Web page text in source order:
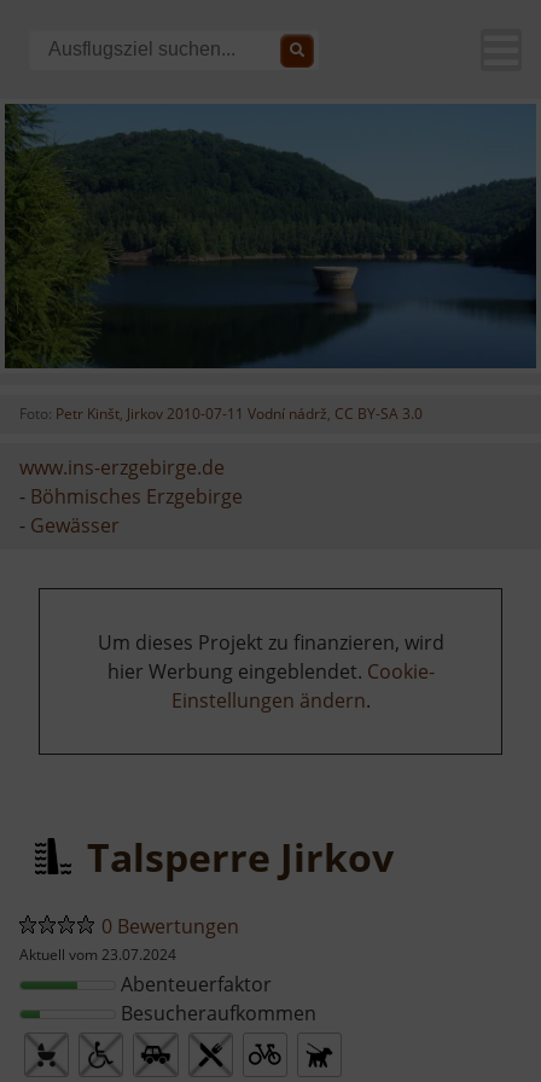
Foto: Petr Kinšt, Jirkov 2010-07-11 Vodní nádrž, CC BY-SA 3.0
www.ins-erzgebirge.de
- Böhmisches Erzgebirge
- Gewässer
Um dieses Projekt zu finanzieren, wird
hier Werbung eingeblendet. Cookie-
Einstellungen ändern.
Talsperre Jirkov
0 Bewertungen
Aktuell vom 23.07.2024
Abenteuerfaktor
Besucheraufkommen